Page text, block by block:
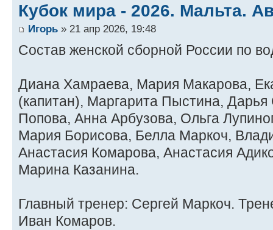
Кубок мира - 2026. Мальта.
Игорь » 21 апр 2026, 19:48
Состав женской сборной России по
Диана Хамраева, Мария Макарова,
(капитан), Маргарита Пыстина,
Попова, Анна Арбузова, Ольга
Мария Борисова, Белла Маркоч,
Анастасия Комарова, Анастасия
Марина Казанина.
Главный тренер: Сергей Маркоч.
Иван Комаров.